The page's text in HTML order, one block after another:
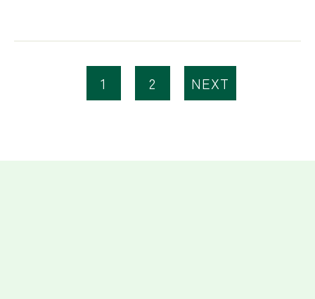
1 2 NEXT